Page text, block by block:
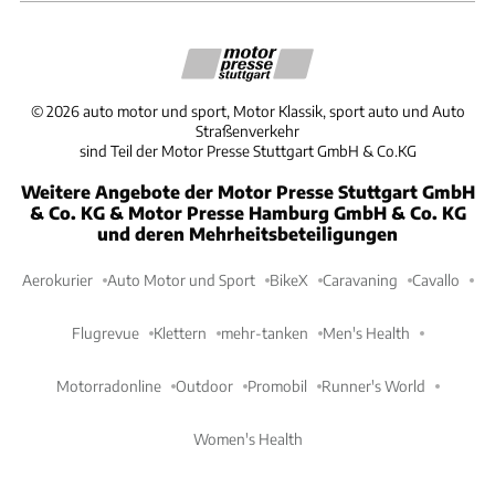
©2026 auto motor und sport, Motor Klassik, sport auto und Auto
Straßenverkehr
sind Teil der Motor Presse Stuttgart GmbH & Co.KG
Weitere Angebote der Motor Presse Stuttgart GmbH
& Co. KG & Motor Presse Hamburg GmbH & Co. KG
und deren Mehrheitsbeteiligungen
Aerokurier Auto Motor und Sport BikeX Caravaning Cavallo
Flugrevue Klettern mehr-tanken Men's Health
Motorradonline Outdoor Promobil Runner's World
Women's Health